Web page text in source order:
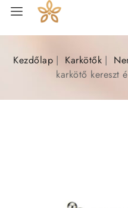
Kezdőlap Karkötők
karkötő kereszt